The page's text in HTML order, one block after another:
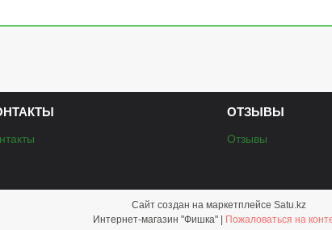
ОТЗЫВЫ
Отзывы
Сайт создан на маркетплейсе Satu.kz
Пожаловаться на